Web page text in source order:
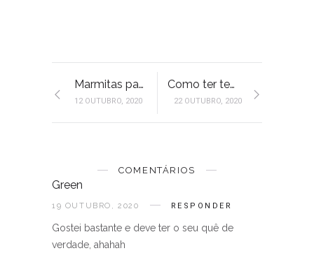
Marmitas para a semana toda
12 OUTUBRO, 2020
Como ter tempo para ler?
22 OUTUBRO, 2020
COMENTÁRIOS
Green
19 OUTUBRO, 2020 RESPONDER
Gostei bastante e deve ter o seu quê de
verdade, ahahah